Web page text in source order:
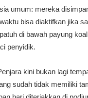
umum: mereka
bisa diaktifkan jika
di bawah payung
penyidik.
kini bukan lagi
sudah tidak memiliki